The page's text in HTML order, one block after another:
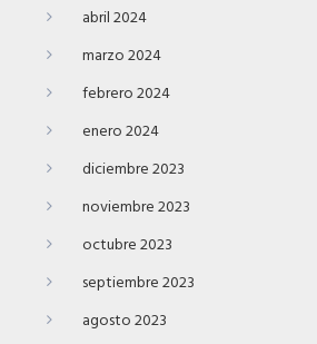
abril 2024
marzo 2024
febrero 2024
enero 2024
diciembre 2023
noviembre 2023
octubre 2023
septiembre 2023
agosto 2023